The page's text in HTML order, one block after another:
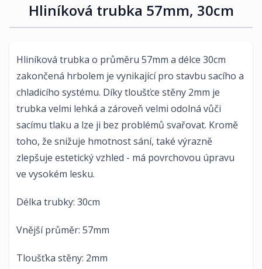
Hliníková trubka 57mm, 30cm
Hliníková trubka o průměru 57mm a délce 30cm
zakončená hrbolem je vynikající pro stavbu sacího a
chladicího systému. Díky tloušťce stěny 2mm je
trubka velmi lehká a zároveň velmi odolná vůči
sacímu tlaku a lze ji bez problémů svařovat. Kromě
toho, že snižuje hmotnost sání, také výrazně
zlepšuje estetický vzhled - má povrchovou úpravu
ve vysokém lesku.
Délka trubky: 30cm
Vnější průměr: 57mm
Tloušťka stěny: 2mm